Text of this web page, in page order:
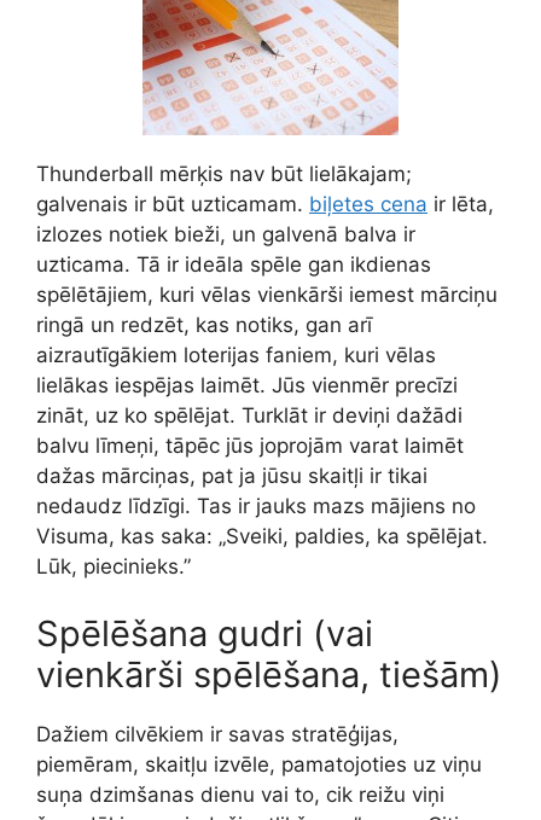
Thunderball mērķis nav būt lielākajam;
galvenais ir būt uzticamam. biļetes cena ir lēta,
izlozes notiek bieži, un galvenā balva ir
uzticama. Tā ir ideāla spēle gan ikdienas
spēlētājiem, kuri vēlas vienkārši iemest mārciņu
ringā un redzēt, kas notiks, gan arī
aizrautīgākiem loterijas faniem, kuri vēlas
lielākas iespējas laimēt. Jūs vienmēr precīzi
zināt, uz ko spēlējat. Turklāt ir deviņi dažādi
balvu līmeņi, tāpēc jūs joprojām varat laimēt
dažas mārciņas, pat ja jūsu skaitļi ir tikai
nedaudz līdzīgi. Tas ir jauks mazs mājiens no
Visuma, kas saka: „Sveiki, paldies, ka spēlējat.
Lūk, piecinieks.”
Spēlēšana gudri (vai
vienkārši spēlēšana, tiešām)
Dažiem cilvēkiem ir savas stratēģijas,
piemēram, skaitļu izvēle, pamatojoties uz viņu
suņa dzimšanas dienu vai to, cik reižu viņi